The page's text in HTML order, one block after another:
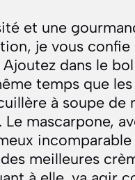
et une
je vous confie
dans le
temps que
à soupe de
mascarpone,
meilleures